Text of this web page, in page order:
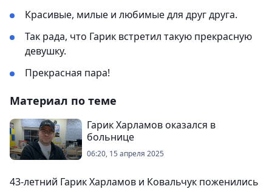
Красивые, милые и любимые для друг друга.
Так рада, что Гарик встретил такую прекрасную
девушку.
Прекрасная пара!
Материал по теме
Гарик Харламов оказался в
больнице
06:20, 15 апреля 2025
43-летний Гарик Харламов и Ковальчук поженились